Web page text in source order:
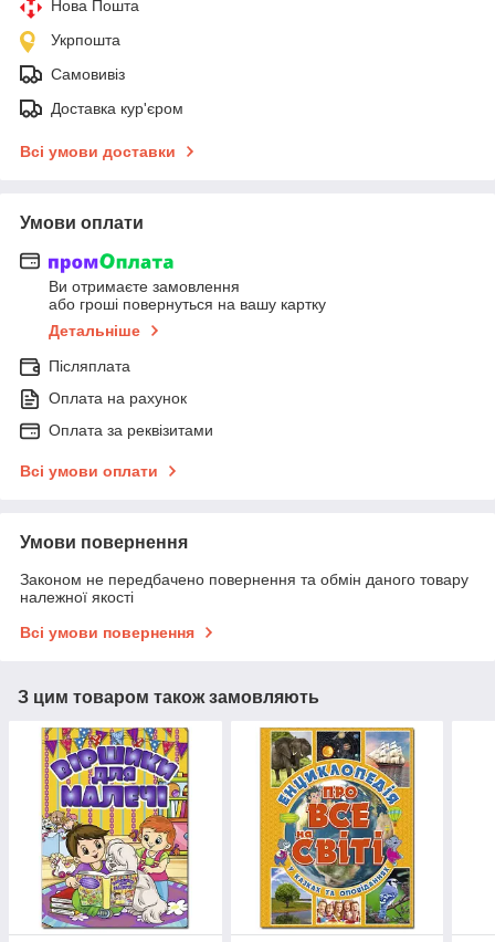
Нова Пошта
Укрпошта
Самовивіз
Доставка кур'єром
Всі умови доставки
Умови оплати
Ви отримаєте замовлення
або гроші повернуться на вашу картку
Детальніше
Післяплата
Оплата на рахунок
Оплата за реквізитами
Всі умови оплати
Умови повернення
Законом не передбачено повернення та обмін даного товару
належної якості
Всі умови повернення
З цим товаром також замовляють